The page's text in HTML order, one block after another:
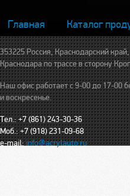
Главная Каталог
353225 Россия, Краснодарский
Краснодара по трассе в сторону
Наш офис работает с 9-00 до 17-00
и воскресенье.
Тел.: +7 (861) 243-30-36
Моб.: +7 (918) 231-09-68
e-mail:info@acrylauto.ru